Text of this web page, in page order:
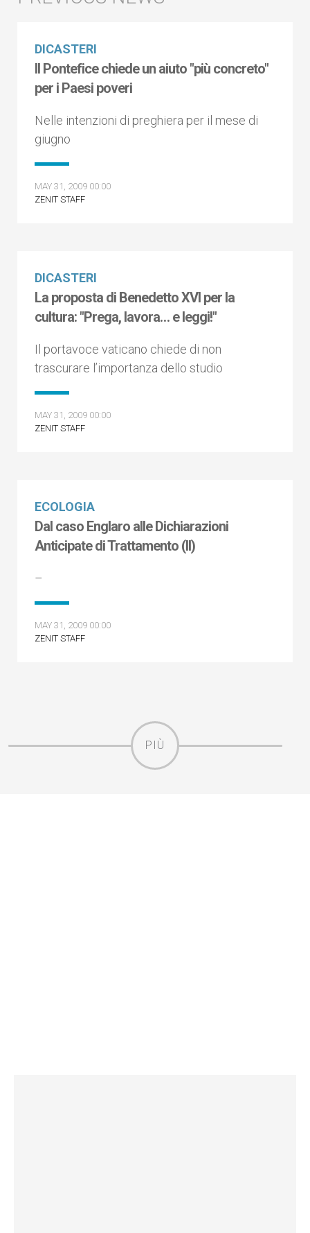
DICASTERI
Il Pontefice chiede un aiuto "più concreto"
per i Paesi poveri
Nelle intenzioni di preghiera per il mese di
giugno
MAY 31, 2009 00:00
ZENIT STAFF
DICASTERI
La proposta di Benedetto XVI per la
cultura: "Prega, lavora… e leggi!"
Il portavoce vaticano chiede di non
trascurare l’importanza dello studio
MAY 31, 2009 00:00
ZENIT STAFF
ECOLOGIA
Dal caso Englaro alle Dichiarazioni
Anticipate di Trattamento (II)
–
MAY 31, 2009 00:00
ZENIT STAFF
PIÙ